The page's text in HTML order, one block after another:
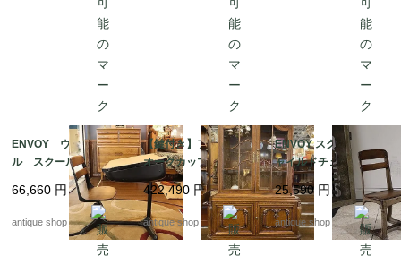
ENVOY ウッド×メタ
ル スクールデスク
66,660 円
antique shop at's
【鍵付き】フレンチ
オークカップボード/ガ
ラスキャビネット
422,490 円
antique shop at's
ENVOY スクール チ
ャイルドチェア NO.1
3
25,590 円
antique shop at's